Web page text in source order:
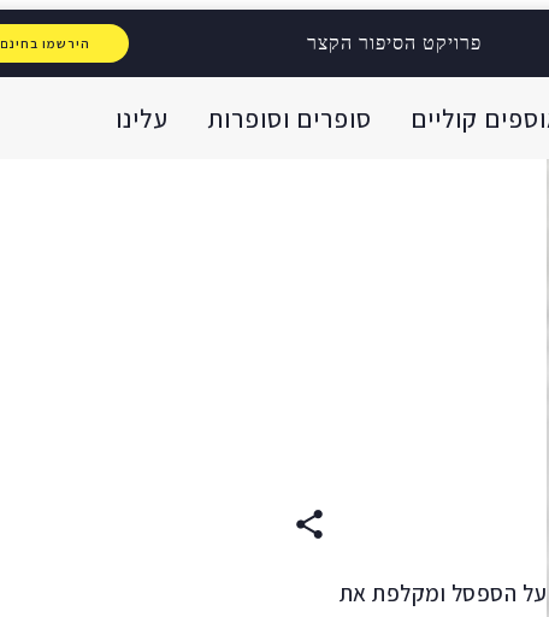
פרויקט הסיפור הקצר הירשמו בחינם
קוליים סופרים וסופרות עלינו
על הספסל ומקלפת את